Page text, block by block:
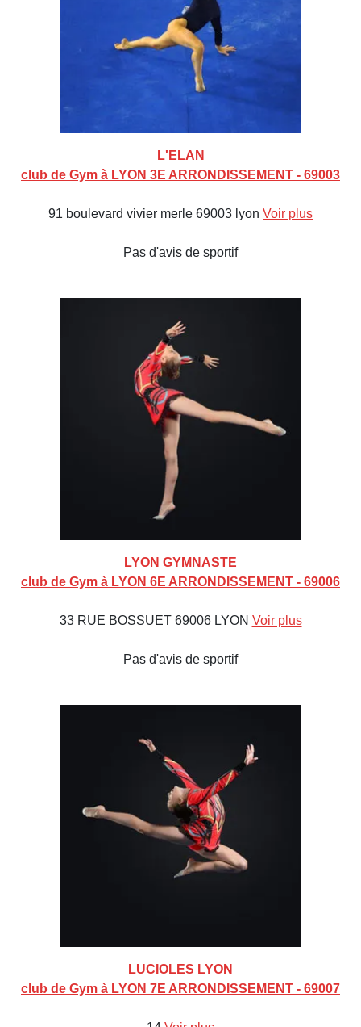
L'ELAN
club de Gym à LYON 3E ARRONDISSEMENT - 69003
91 boulevard vivier merle 69003 lyon Voir plus
Pas d'avis de sportif
LYON GYMNASTE
club de Gym à LYON 6E ARRONDISSEMENT - 69006
33 RUE BOSSUET 69006 LYON Voir plus
Pas d'avis de sportif
LUCIOLES LYON
club de Gym à LYON 7E ARRONDISSEMENT - 69007